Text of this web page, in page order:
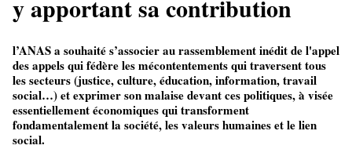
y apportant sa contribution
l’ANAS a souhaité s’associer au rassemblement inédit de l'appel
des appels qui fédère les mécontentements qui traversent tous
les secteurs (justice, culture, éducation, information, travail
social…) et exprimer son malaise devant ces politiques, à visée
essentiellement économiques qui transforment
fondamentalement la société, les valeurs humaines et le lien
social.